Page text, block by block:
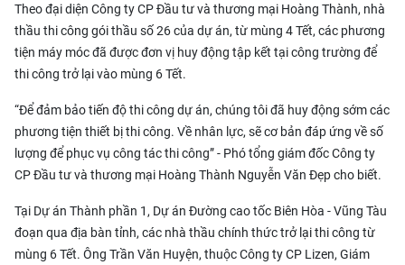
Theo đại diện Công ty CP Đầu tư và thương mại Hoàng Thành, nhà
thầu thi công gói thầu số 26 của dự án, từ mùng 4 Tết, các phương
tiện máy móc đã được đơn vị huy động tập kết tại công trường để
thi công trở lại vào mùng 6 Tết.
“Để đảm bảo tiến độ thi công dự án, chúng tôi đã huy động sớm các
phương tiện thiết bị thi công. Về nhân lực, sẽ cơ bản đáp ứng về số
lượng để phục vụ công tác thi công” - Phó tổng giám đốc Công ty
CP Đầu tư và thương mại Hoàng Thành Nguyễn Văn Đẹp cho biết.
Tại Dự án Thành phần 1, Dự án Đường cao tốc Biên Hòa - Vũng Tàu
đoạn qua địa bàn tỉnh, các nhà thầu chính thức trở lại thi công từ
mùng 6 Tết. Ông Trần Văn Huyện, thuộc Công ty CP Lizen, Giám